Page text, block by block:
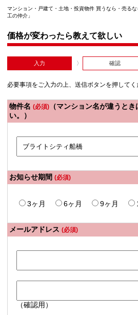
マンション・戸建て・土地・投資物件 買うなら・売る
工の仲介」
価格が変わったら教えて欲しい
入力 確認
必要事項をご入力の上、送信ボタンを押してく
物件名 (必須) （マンション名が違うと
い。）
お知らせ期間 (必須)
3ヶ月 6ヶ月 9ヶ月
メールアドレス (必須)
（確認用）